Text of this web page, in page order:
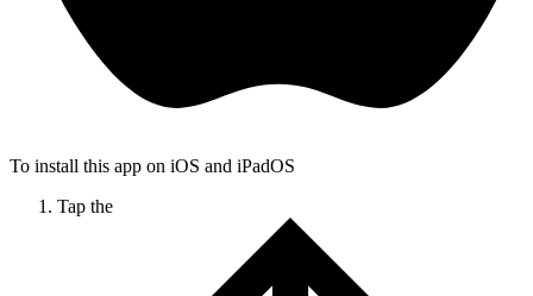
To install this app on iOS and iPadOS
Tap the